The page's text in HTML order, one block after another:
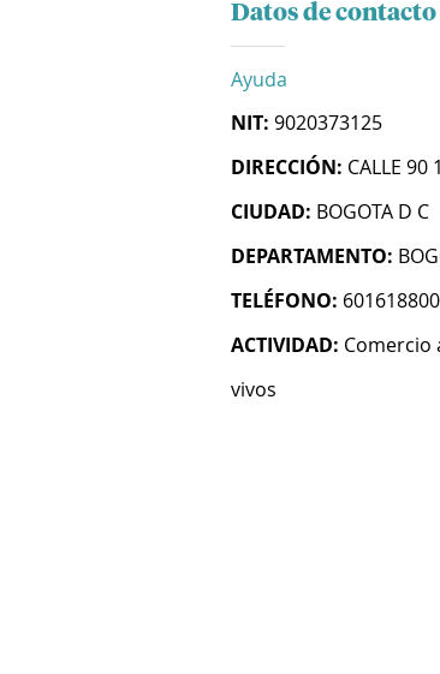
Datos de contacto
Ayuda
NIT: 9020373125
DIRECCIÓN: CALLE 90
CIUDAD: BOGOTA D C
DEPARTAMENTO:
TELÉFONO:
ACTIVIDAD: Comercio
vivos